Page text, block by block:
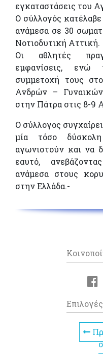
εγκαταστάσεις του
Ο σύλλογός
ανάμεσα σε 30
Νοτιοδυτική Αττική.
Οι αθλητές
εμφανίσεις, ενώ
συμμετοχή τους
Ανδρών –
στην Πάτρα στις 8-9
Ο σύλλογος
μία τόσο
αγωνιστούν και να
εαυτό,
ανάμεσα στους
στην Ελλάδα.-
Επιλογές